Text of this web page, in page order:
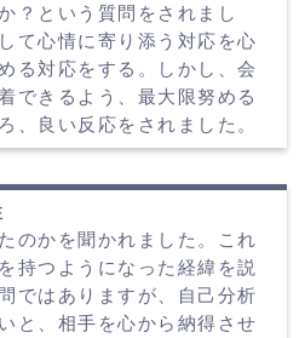
？という質問をされまし
て心情に寄り添う対応を心
る対応をする。しかし、会
できるよう、最大限努める
、良い反応をされました。
のかを聞かれました。これ
持つようになった経緯を説
ではありますが、自己分析
と、相手を心から納得させ